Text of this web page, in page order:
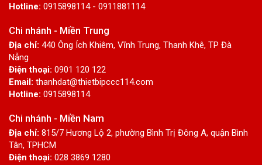
Hotline: 0915898114 - 0911881114
Chi nhánh - Miền Trung
Địa chỉ: 440 Ông Ích Khiêm, Vĩnh Trung, Thanh Khê, TP Đà
Nẵng
Điện thoại: 0901 120 122
Email: thanhdat@thietbipccc114.com
Hotline: 0915898114
Chi nhánh - Miền Nam
Địa chỉ: 815/7 Hương Lộ 2, phường Bình Trị Đông A, quận Bình
Tân, TPHCM
Điện thoại: 028 3869 1280